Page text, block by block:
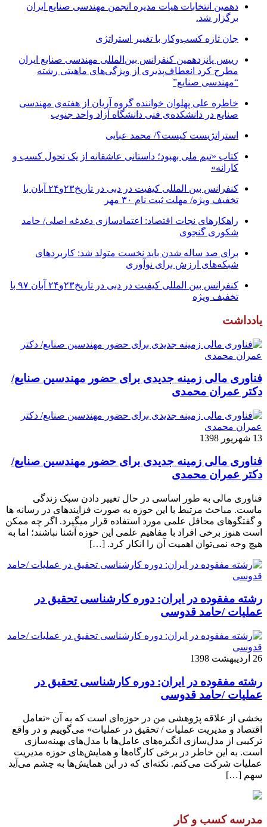
دهمین انتخابات هیات مدیره انجمن مهندسی صنایع ایران
برگزار شد.
جان تازه کسب‌وکار با تغییر استراتژی
رییس پانزدهمین کنفرانس بین‌المللی مهندسی صنایع ایران
مطرح کرد انعطاف‌پذیری از ویژگی‌های ماهیتی رشته
“مهندسی صنایع”
خاطره علی پهلوان خواننده گروه آریان از هفته‌ی مهندسی
صنایع در دانشکده‌ی فنی دانشگاه آزاد واحد جنوب
استراتژیست کیست؟‬/ محمد عبایی
کتاب «تیم ملی بهبود؛ داستانی عاشقانه از یک تحول کسب و
کارانه»
کنفرانس بین المللی کیفیت در دبی در تاریخ۲۳و۲۴ آبان با
تخفیف ویژه/ مهلت ثبت نام ۳۰ مهر
راهکارهای نجات اقتصاد: اعتمادسازی دغدغه اصلی/ حامد
شکوری گنجوی
برای صد ساله شدن باید نخست متولد شد: کاربردهای
شبکه‌های ارزش برای نوآوری
کنفرانس بین المللی کیفیت در دبی در تاریخ۲۳و۲۴ آبان ۹۷ با
تخفیف ویژه
یادداشت
فناوری مالی زمینه جدیدی برای حضور مهندسین صنایع/
دکتر عمران محمدی
13 شهریور 1398
فناوری مالی زمینه جدیدی برای حضور مهندسین صنایع/
دکتر عمران محمدی
فناوری مالی به طور اساسی در حال تغییر دادن سبک زندگی
ماست. مباحث مرتبط با این حوزه به صورت فزاینده­ای در رسانه­ ها
و گفتگوهای محافل علمی مورد استفاده قرار می­گیرد. اگر چه ممکن
است هنوز برخی افراد با مفاهیم علمی این حوزه آشنا نباشند؛ اما به
هیچ وجه نمی‌توان اهمیت آن را انکار کرد. […]
رشته مفقوده در ایران: دوره کارشناسی تحقیق در
عملیات /حامد قدوسی
26 اردیبهشت 1398
رشته مفقوده در ایران: دوره کارشناسی تحقیق در
عملیات /حامد قدوسی
بخشی از علاقه پژوهشی من در حوزه‌ای است که به آن «تعامل
اقتصاد و مدیریت عملیات / تحقیق در عملیات» می‌گوییم و در واقع
ترکیبی از مدل‌سازی انگیزه‌های عامل‌ها با مدل‌های بهینه‌سازی
است. به این خاطر در برخی کارگاه‌ها و همایش‌های حوزه مدیریت
عملیات شرکت می‌کنم. نکته‌ای که در این همایش‌ها به چشم می‌آید
سهم […]
مدرسه کسب و کار